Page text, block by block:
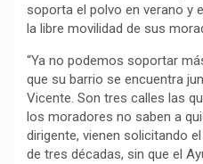
soporta el polvo en verano y
la libre movilidad de sus
“Ya no podemos soportar
que su barrio se encuentra
Vicente. Son tres calles las
los moradores no saben a
dirigente, vienen solicitando
de tres décadas, sin que el